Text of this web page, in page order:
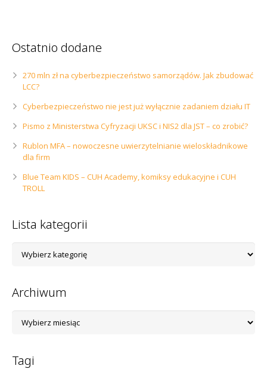
Ostatnio dodane
270 mln zł na cyberbezpieczeństwo samorządów. Jak zbudować
LCC?
Cyberbezpieczeństwo nie jest już wyłącznie zadaniem działu IT
Pismo z Ministerstwa Cyfryzacji UKSC i NIS2 dla JST – co zrobić?
Rublon MFA – nowoczesne uwierzytelnianie wieloskładnikowe
dla firm
Blue Team KIDS – CUH Academy, komiksy edukacyjne i CUH
TROLL
Lista kategorii
kategorii
Archiwum
Tagi